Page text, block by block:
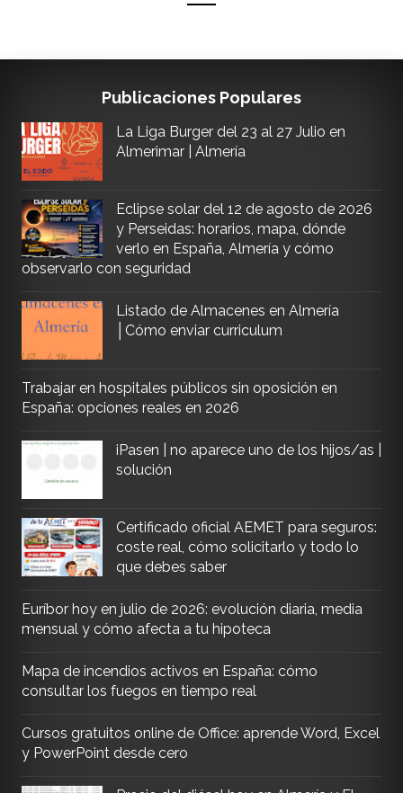
Publicaciones Populares
La Liga Burger del 23 al 27 Julio en
Almerimar | Almería
Eclipse solar del 12 de agosto de 2026
y Perseidas: horarios, mapa, dónde
verlo en España, Almería y cómo
observarlo con seguridad
Listado de Almacenes en Almería
│Cómo enviar curriculum
Trabajar en hospitales públicos sin oposición en
España: opciones reales en 2026
iPasen | no aparece uno de los hijos/as |
solución
Certificado oficial AEMET para seguros:
coste real, cómo solicitarlo y todo lo
que debes saber
Euríbor hoy en julio de 2026: evolución diaria, media
mensual y cómo afecta a tu hipoteca
Mapa de incendios activos en España: cómo
consultar los fuegos en tiempo real
Cursos gratuitos online de Office: aprende Word, Excel
y PowerPoint desde cero